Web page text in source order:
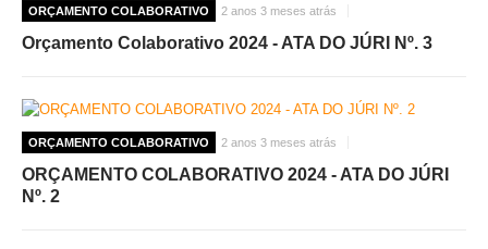
ORÇAMENTO COLABORATIVO 2 anos 3 meses atrás
Orçamento Colaborativo 2024 - ATA DO JÚRI Nº. 3
ORÇAMENTO COLABORATIVO 2 anos 3 meses atrás
ORÇAMENTO COLABORATIVO 2024 - ATA DO JÚRI
Nº. 2